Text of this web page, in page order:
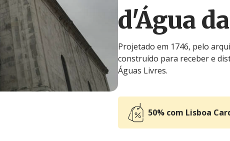
d'Água
Projetado em 1746, pelo
construído para receber e
Águas Livres.
50% com Lisboa